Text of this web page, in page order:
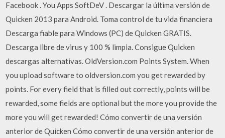
Facebook . You Apps SoftDeV . Descargar la última versión de
Quicken 2013 para Android. Toma control de tu vida financiera
Descarga fiable para Windows (PC) de Quicken GRATIS.
Descarga libre de virus y 100 % limpia. Consigue Quicken
descargas alternativas. OldVersion.com Points System. When
you upload software to oldversion.com you get rewarded by
points. For every field that is filled out correctly, points will be
rewarded, some fields are optional but the more you provide the
more you will get rewarded! Cómo convertir de una versión
anterior de Quicken Cómo convertir de una versión anterior de